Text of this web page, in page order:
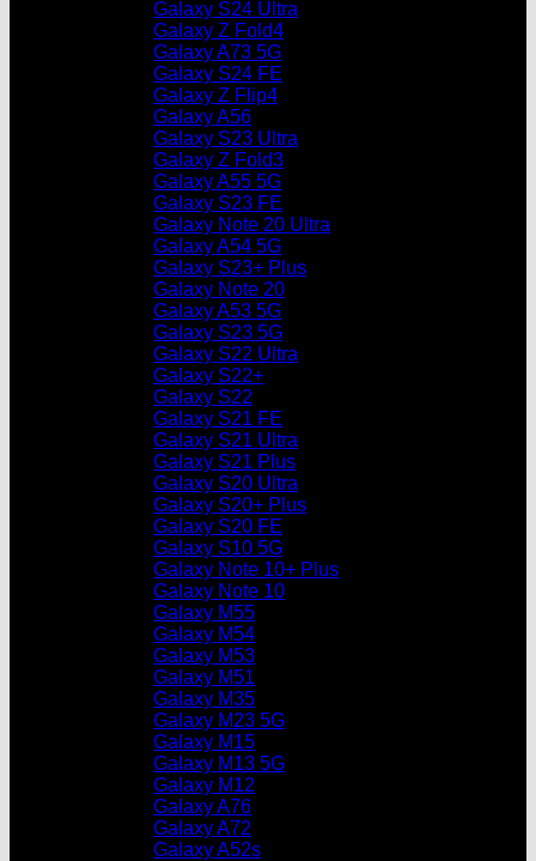
Galaxy S24 Ultra
Galaxy Z Fold4
Galaxy A73 5G
Galaxy S24 FE
Galaxy Z Flip4
Galaxy A56
Galaxy S23 Ultra
Galaxy Z Fold3
Galaxy A55 5G
Galaxy S23 FE
Galaxy Note 20 Ultra
Galaxy A54 5G
Galaxy S23+ Plus
Galaxy Note 20
Galaxy A53 5G
Galaxy S23 5G
Galaxy S22 Ultra
Galaxy S22+
Galaxy S22
Galaxy S21 FE
Galaxy S21 Ultra
Galaxy S21 Plus
Galaxy S20 Ultra
Galaxy S20+ Plus
Galaxy S20 FE
Galaxy S10 5G
Galaxy Note 10+ Plus
Galaxy Note 10
Galaxy M55
Galaxy M54
Galaxy M53
Galaxy M51
Galaxy M35
Galaxy M23 5G
Galaxy M15
Galaxy M13 5G
Galaxy M12
Galaxy A76
Galaxy A72
Galaxy A52s